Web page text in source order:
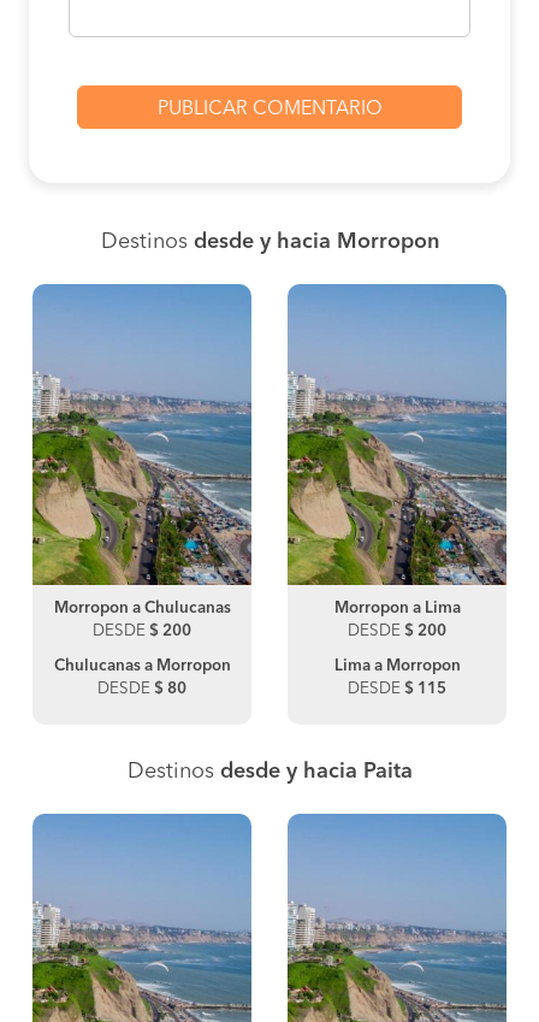
Destinos desde y hacia Morropon
Morropon a Chulucanas
DESDE $ 200
Chulucanas a Morropon
DESDE $ 80
Morropon a Lima
DESDE $ 200
Lima a Morropon
DESDE $ 115
Destinos desde y hacia Paita